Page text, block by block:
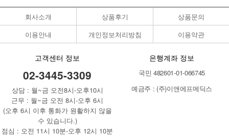
회사소개 상품후기
상품문의
이용안내
개인정보처리방침 이용약관
고객센터 정보
02-3445-3309
상담 : 월~금 오전8시-오후10시
근무 : 월~금 오전 8시-오후 6시
(오후 6시 이후 통화가 원활하지 않을
수 있습니다.)
점심 : 오전 11시 10분-오후 12시 10분
은행계좌 정보
국민 482601-01-066745
예금주 : (주)이앤에프메딕스